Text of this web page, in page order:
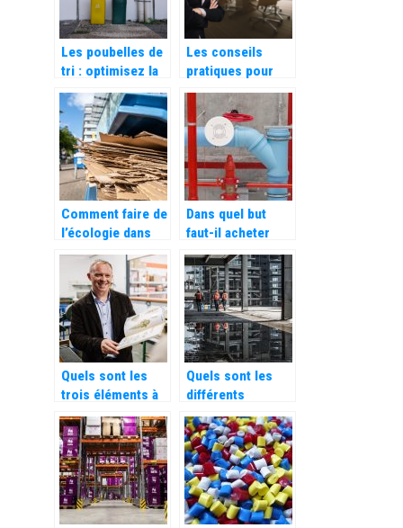
Les poubelles de
tri : optimisez la
gestion des
dechets dans
votre entreprise,
restaurant ou
cantine
Les conseils
pratiques pour
evaluer
efficacement la
performance d’un
cabinet de
management de
transition
Comment faire de
l’écologie dans
une entreprise ?
Dans quel but
faut-il acheter
une pompe de
relevage ?
Quels sont les
trois éléments à
prendre en
compte dans une
stratégie de lead
nurturing ?
Quels sont les
différents
équipements de
manutention à
posséder
obligatoirement ?